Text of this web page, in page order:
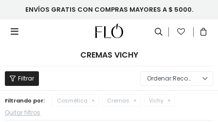
ENVÍOS GRATIS CON COMPRAS MAYORES A $ 5000.

CREMAS VICHY
Recomendados
Filtrando por: Cosmética Cremas Vichy
Quitar filtros